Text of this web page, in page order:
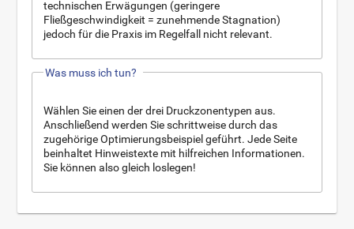
technischen Erwägungen (geringere
Fließgeschwindigkeit = zunehmende Stagnation)
jedoch für die Praxis im Regelfall nicht relevant.
Was muss ich tun?
Wählen Sie einen der drei Druckzonentypen aus.
Anschließend werden Sie schrittweise durch das
zugehörige Optimierungsbeispiel geführt. Jede Seite
beinhaltet Hinweistexte mit hilfreichen Informationen.
Sie können also gleich loslegen!